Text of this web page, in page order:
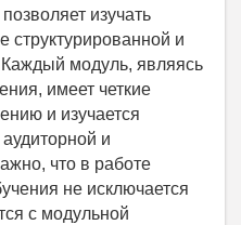
изучать
структурированной и
модуль, являясь
имеет четкие
и изучается
и
что в работе
не исключается
с модульной